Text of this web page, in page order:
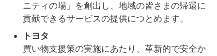
ニティの場」を創出し、地域の皆さまの帰還に
貢献できるサービスの提供につとめます。
トヨタ
買い物支援策の実施にあたり、革新的で安全か